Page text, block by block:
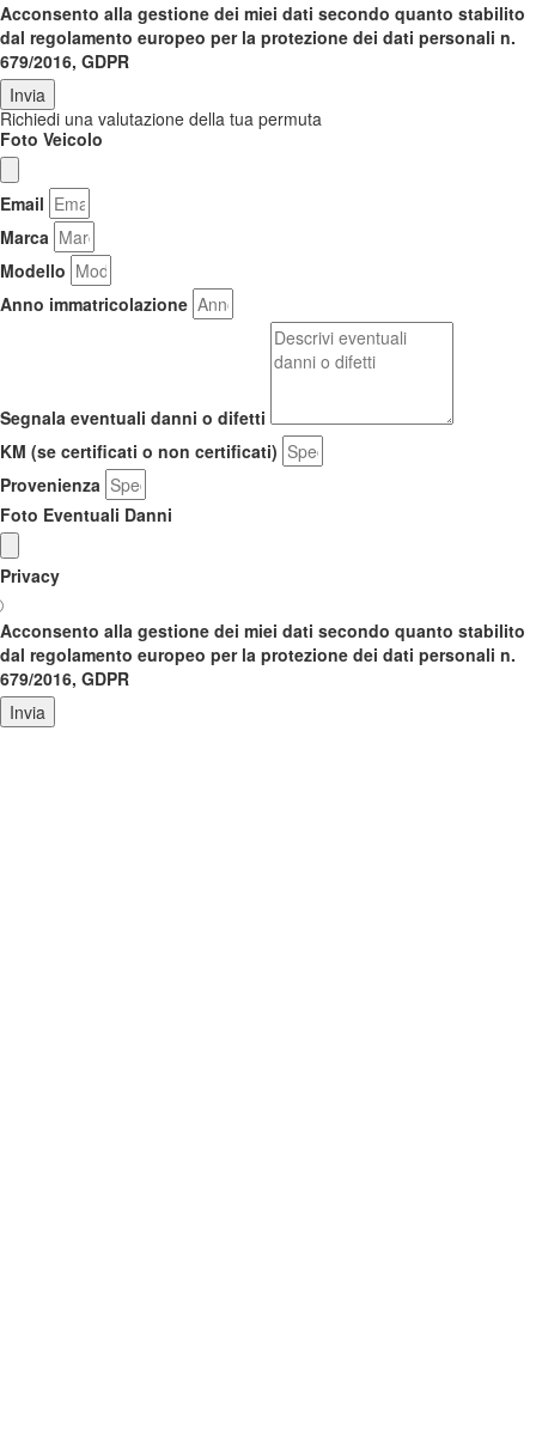
Acconsento alla gestione dei miei dati secondo quanto stabilito
dal regolamento europeo per la protezione dei dati personali n.
679/2016, GDPR
Invia
Richiedi una valutazione della tua permuta
Foto Veicolo
Email
Marca
Modello
Anno immatricolazione
Segnala eventuali danni o difetti
KM (se certificati o non certificati)
Provenienza
Foto Eventuali Danni
Privacy
Acconsento alla gestione dei miei dati secondo quanto stabilito
dal regolamento europeo per la protezione dei dati personali n.
679/2016, GDPR
Invia